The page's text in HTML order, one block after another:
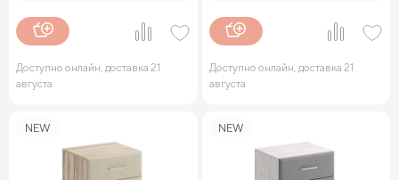
Доступно онлайн, доставка 21
августа
Доступно онлайн, доставка 21
августа
NEW NEW